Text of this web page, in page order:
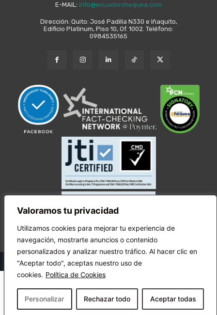
Valoramos tu privacidad
Utilizamos cookies para mejorar tu experiencia de
navegación, mostrarte anuncios o contenido
personalizados y analizar nuestro tráfico. Al hacer clic en
"Aceptar todo", aceptas nuestro uso de
cookies. Política de Cookies
Personalizar Rechazar todo Aceptar todas
E-MAIL: info@ecuadorchequea.com
Dirección: Quito: José Padilla N330 e Iñaquito,
Edificio Platinum, Piso 10, Of. 1002. Teléfono:
0984535165
© Copyright Ecuador Chequea 2025.